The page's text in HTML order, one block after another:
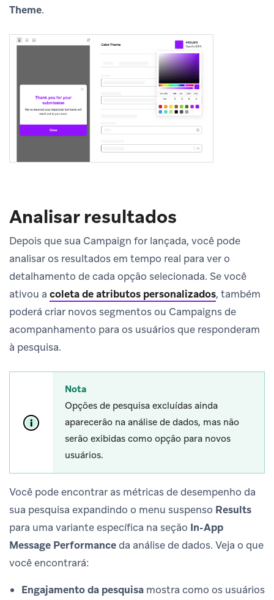
Theme.
Analisar resultados
Depois que sua Campaign for lançada, você pode
analisar os resultados em tempo real para ver o
detalhamento de cada opção selecionada. Se você
ativou a coleta de atributos personalizados, também
poderá criar novos segmentos ou Campaigns de
acompanhamento para os usuários que responderam
à pesquisa.
Nota
Opções de pesquisa excluídas ainda
aparecerão na análise de dados, mas não
serão exibidas como opção para novos
usuários.
Você pode encontrar as métricas de desempenho da
sua pesquisa expandindo o menu suspenso Results
para uma variante específica na seção In-App
Message Performanceda análise de dados. Veja o que
você encontrará:
Engajamento da pesquisa mostra como os usuários